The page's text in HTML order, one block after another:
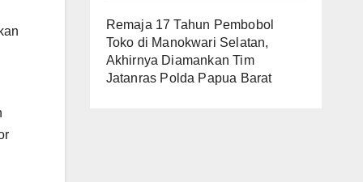
Remaja 17 Tahun Pembobol
Toko di Manokwari Selatan,
Akhirnya Diamankan Tim
Jatanras Polda Papua Barat